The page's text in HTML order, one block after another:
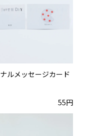
ルメッセージカード
55円